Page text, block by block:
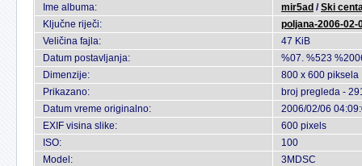
Ime albuma:
mir5ad /Ski
Ključne riječi:
poljana-2006-02-
Veličina fajla:
47 KiB
Datum postavljanja:
%07. %523
Dimenzije:
800 x 600 piksela
Prikazano:
broj pregleda -
Datum vreme originalno:
2006/02/06
EXIF visina slike:
600 pixels
ISO:
100
Model:
3MDSC